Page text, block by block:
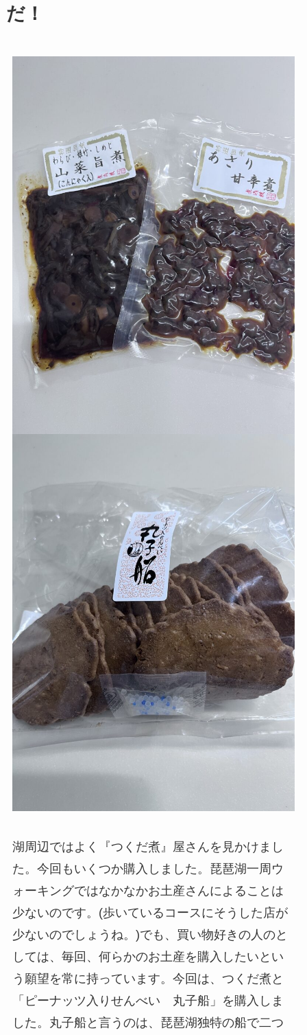
だ！
湖周辺ではよく『つくだ煮』屋さんを見かけまし
た。今回もいくつか購入しました。琵琶湖一周ウ
ォーキングではなかなかお土産さんによることは
少ないのです。(歩いているコースにそうした店が
少ないのでしょうね。)でも、買い物好きの人のと
しては、毎回、何らかのお土産を購入したいとい
う願望を常に持っています。今回は、つくだ煮と
「ピーナッツ入りせんべい 丸子船」を購入しま
した。丸子船と言うのは、琵琶湖独特の船で二つ